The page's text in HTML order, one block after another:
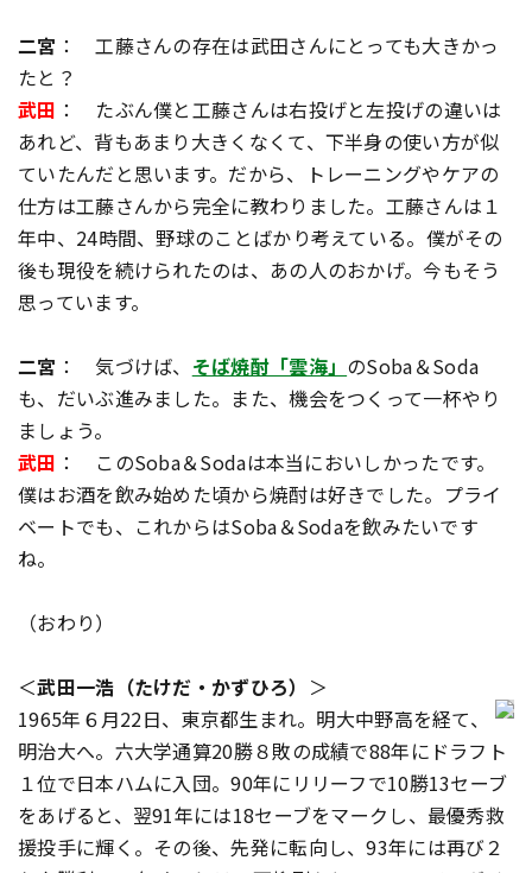
二宮 ： 工藤さんの存在は武田さんにとっても大きかっ
たと？
武田 ： たぶん僕と工藤さんは右投げと左投げの違いは
あれど、背もあまり大きくなくて、下半身の使い方が似
ていたんだと思います。だから、トレーニングやケアの
仕方は工藤さんから完全に教わりました。工藤さんは１
年中、24時間、野球のことばかり考えている。僕がその
後も現役を続けられたのは、あの人のおかげ。今もそう
思っています。
二宮 ： 気づけば、 そば焼酎「雲海」 のSoba＆Soda
も、だいぶ進みました。また、機会をつくって一杯やり
ましょう。
武田 ： このSoba＆Sodaは本当においしかったです。
僕はお酒を飲み始めた頃から焼酎は好きでした。プライ
ベートでも、これからはSoba＆Sodaを飲みたいです
ね。
（おわり）
＜武田一浩（たけだ・かずひろ） ＞
1965年６月22日、東京都生まれ。明大中野高を経て、
明治大へ。六大学通算20勝８敗の成績で88年にドラフト
１位で日本ハムに入団。90年にリリーフで10勝13セーブ
をあげると、翌91年には18セーブをマークし、最優秀救
援投手に輝く。その後、先発に転向し、93年には再び２